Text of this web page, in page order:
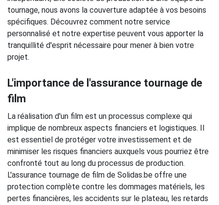
tournage, nous avons la couverture adaptée à vos besoins
spécifiques. Découvrez comment notre service
personnalisé et notre expertise peuvent vous apporter la
tranquillité d'esprit nécessaire pour mener à bien votre
projet.
L'importance de l'assurance tournage de
film
La réalisation d'un film est un processus complexe qui
implique de nombreux aspects financiers et logistiques. Il
est essentiel de protéger votre investissement et de
minimiser les risques financiers auxquels vous pourriez être
confronté tout au long du processus de production.
L'assurance tournage de film de Solidas.be offre une
protection complète contre les dommages matériels, les
pertes financières, les accidents sur le plateau, les retards